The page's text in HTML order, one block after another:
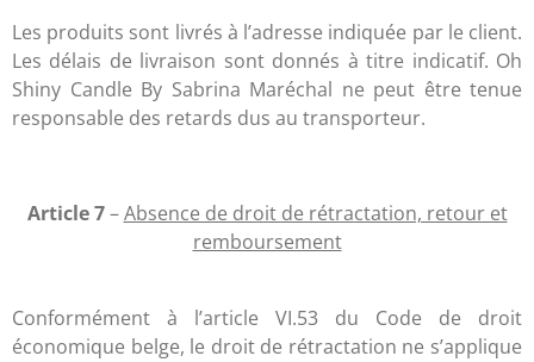
Les produits sont livrés à l’adresse indiquée par le client.
Les délais de livraison sont donnés à titre indicatif. Oh
Shiny Candle By Sabrina Maréchal ne peut être tenue
responsable des retards dus au transporteur.
Article 7–Absence de droit de rétractation, retour et
remboursement
Conformément à l’article VI.53 du Code de droit
économique belge, le droit de rétractation ne s’applique